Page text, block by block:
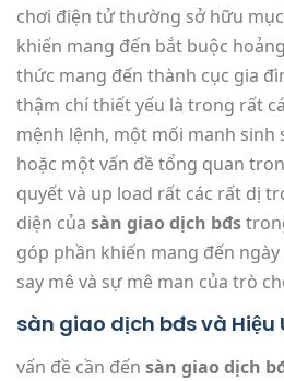
chơi điện tử thường sở hữu
khiến mang đến bắt buộc
thức mang đến thành cục gia
thậm chí thiết yếu là trong rất
mệnh lệnh, một mối manh sinh
hoặc một vấn đề tổng quan
quyết và up load rất các rất dị
diện của sàn giao dịch bđs
góp phần khiến mang đến
say mê và sự mê man của trò
sàn giao dịch bđs và Hiệu
vấn đề cần đến sàn giao dịch